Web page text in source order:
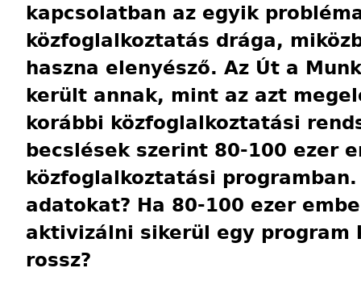
kapcsolatban az egyik
közfoglalkoztatás drága,
haszna elenyésző. Az Út a
került annak, mint az azt
korábbi közfoglalkoztatási
becslések szerint 80-100 ezer
közfoglalkoztatási
adatokat? Ha 80-100 ezer
aktivizálni sikerül egy program
rossz?